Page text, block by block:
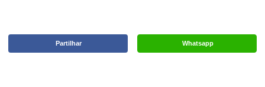
Whatsapp
Partilhar